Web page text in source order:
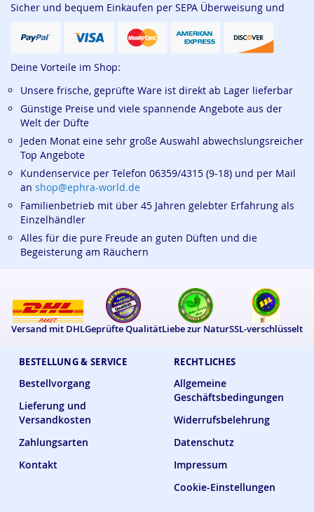
BESTELLUNG & SERVICE
Bestellvorgang
Lieferung und
Versandkosten
Zahlungsarten
Kontakt
RECHTLICHES
Allgemeine
Geschäftsbedingungen
Widerrufsbelehrung
Datenschutz
Impressum
Cookie-Einstellungen
Sicher und bequem Einkaufen per SEPA Überweisung und
Deine Vorteile im Shop:
Unsere frische, geprüfte Ware ist direkt ab Lager lieferbar
Günstige Preise und viele spannende Angebote aus der
Welt der Düfte
Jeden Monat eine sehr große Auswahl abwechslungsreicher
Top Angebote
Kundenservice per Telefon 06359/4315 (9-18) und per Mail
an shop@ephra-world.de
Familienbetrieb mit über 45 Jahren gelebter Erfahrung als
Einzelhändler
Alles für die pure Freude an guten Düften und die
Begeisterung am Räuchern
Versand mit DHLGeprüfte QualitätLiebe zur NaturSSL-verschlüsselt